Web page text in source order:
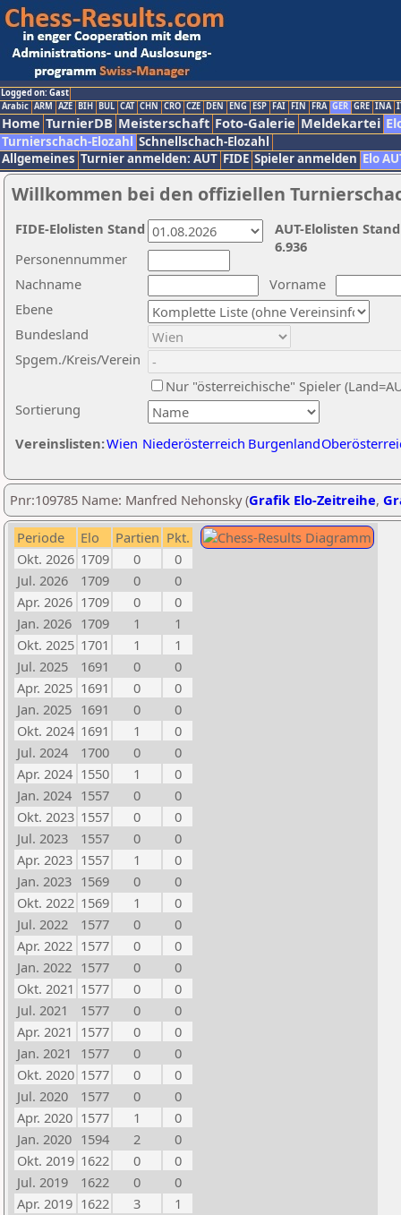
Logged on: Gast
Arabic ARM AZE BIH BUL CAT CHN CRO CZE DEN ENG ESP FAI FIN FRA GER GRE INA
Home TurnierDB Meisterschaft Foto-Galerie Meldekartei
Turnierschach-Elozahl Schnellschach-Elozahl
Allgemeines Turnier anmelden: AUT FIDE Spieler anmelden Elo
Willkommen bei den offiziellen
Nachname
Vorname
Ebene
Sortierung
Personennummer
Bundesland
Spgem./Kreis/Verein
Nur "österreichische" Spieler
Vereinslisten:Wien Niederösterreich Burgenland
AUT-Elolisten
6.936
FIDE-Elolisten Stand
Pnr:109785 Name: Manfred Nehonsky (Grafik Elo-Zeitreihe,
Periode Elo Partien Pkt.
Okt. 2026 1709 0
0
Jul. 2026
1709 0
0
Apr. 2026 1709 0
0
Jan. 2026 1709 1
1
Okt. 2025 1701 1
1
Jul. 2025
1691 0
0
Apr. 2025 1691 0
0
Jan. 2025 1691 0
0
Okt. 2024 1691 1
0
Jul. 2024
1700 0
0
Apr. 2024 1550 1
0
Jan. 2024 1557 0
0
Okt. 2023 1557 0
0
Jul. 2023
1557 0
0
Apr. 2023 1557 1
0
Jan. 2023 1569 0
0
Okt. 2022 1569 1
0
Jul. 2022
1577 0
0
Apr. 2022 1577 0
0
Jan. 2022 1577 0
0
Okt. 2021 1577 0
0
Jul. 2021
1577 0
0
Apr. 2021 1577 0
0
Jan. 2021
1577 0
0
Okt. 2020 1577 0
0
Jul. 2020
1577 0
0
Apr. 2020 1577 1
0
Jan. 2020 1594 2
0
Okt. 2019 1622 0
0
Jul. 2019
1622 0
0
Apr. 2019 1622 3
1